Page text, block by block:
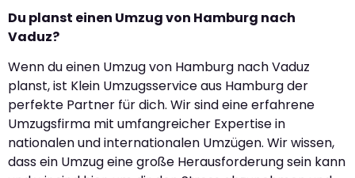
Du planst einen Umzug von Hamburg nach
Vaduz?
Wenn du einen Umzug von Hamburg nach Vaduz
planst, ist Klein Umzugsservice aus Hamburg der
perfekte Partner für dich. Wir sind eine erfahrene
Umzugsfirma mit umfangreicher Expertise in
nationalen und internationalen Umzügen. Wir wissen,
dass ein Umzug eine große Herausforderung sein kann